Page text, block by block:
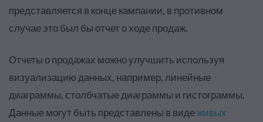
представляется в конце кампании, в противном
случае это был бы отчет о ходе продаж.
Отчеты о продажах можно улучшить используя
визуализацию данных, например, линейные
диаграммы, столбчатые диаграммы и гистограммы.
Данные могут быть представлены в видеживых